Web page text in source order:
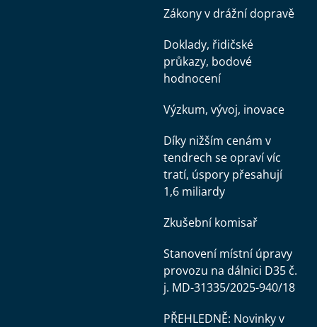
Zákony v drážní dopravě
Doklady, řidičské
průkazy, bodové
hodnocení
Výzkum, vývoj, inovace
Díky nižším cenám v
tendrech se opraví víc
tratí, úspory přesahují
1,6 miliardy
Zkušební komisař
Stanovení místní úpravy
provozu na dálnici D35 č.
j. MD-31335/2025-940/18
PŘEHLEDNĚ: Novinky v